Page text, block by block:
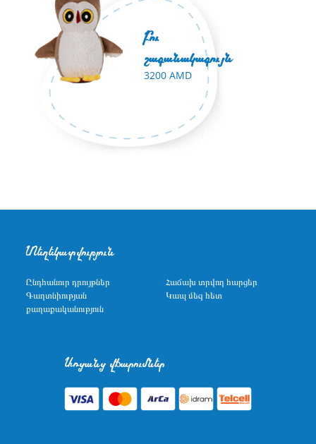
Բու
շագանակագույն
3200 AMD
Տեղեկատվություն
Ընդհանուր դրույթներ
Գաղտնիության
քաղաքականություն
Հաճախ տրվող հարցեր
Կապ մեզ հետ
Առցանց վճարումներ